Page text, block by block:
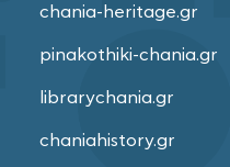
chania-heritage.gr
pinakothiki-chania.gr
librarychania.gr
chaniahistory.gr